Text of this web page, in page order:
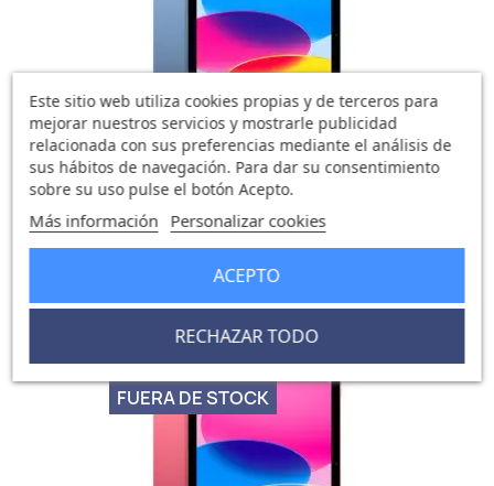
IPad 11 Wi-Fi Cell 128GB Azul
529,18 €496,92 €
0 opinión
FUERA DE STOCK
favorite_border
Este sitio web utiliza cookies propias y de terceros para
mejorar nuestros servicios y mostrarle publicidad
relacionada con sus preferencias mediante el análisis de
sus hábitos de navegación. Para dar su consentimiento
sobre su uso pulse el botón Acepto.
Más información Personalizar cookies
RECHAZAR TODO
ACEPTO